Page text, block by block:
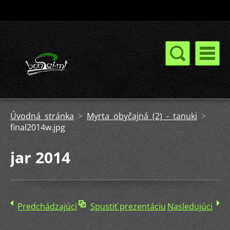
Úvodná stránka > Myrta obyčajná (2) - tanuki >
final2014w.jpg
jar 2014
Predchádzajúci Spustiť prezentáciu Nasledujúci